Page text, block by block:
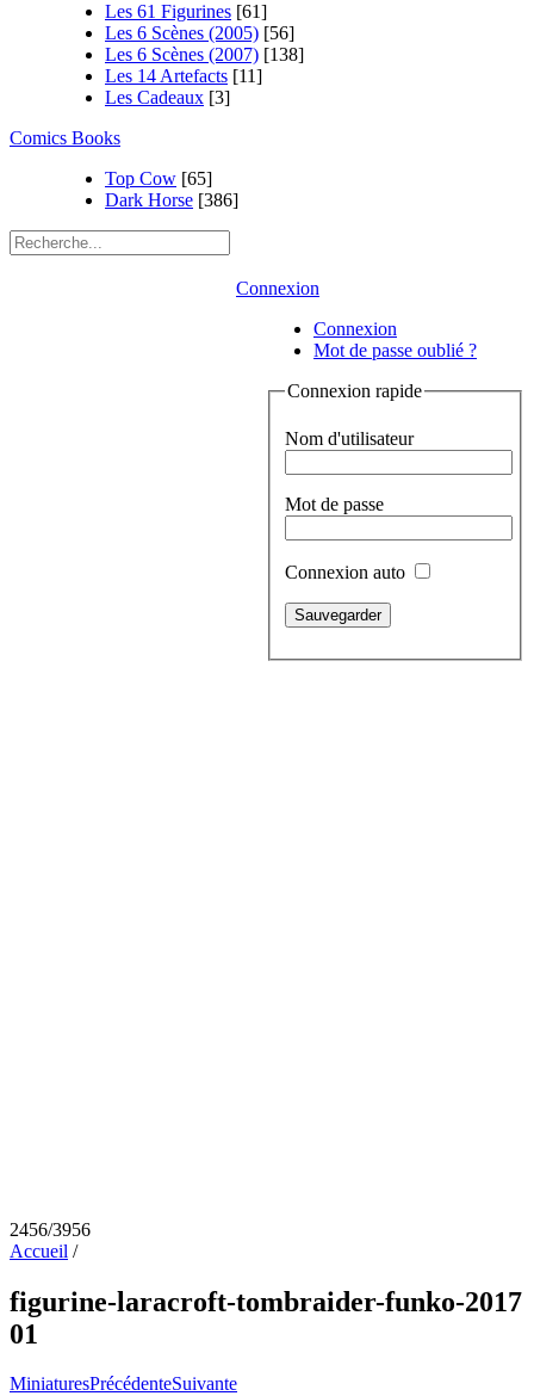
Les 61 Figurines [61]
Les 6 Scènes (2005) [56]
Les 6 Scènes (2007) [138]
Les 14 Artefacts [11]
Les Cadeaux [3]
Comics Books
Top Cow [65]
Dark Horse [386]
Connexion
Connexion
Mot de passe oublié ?
Connexion rapide
Nom d'utilisateur
Mot de passe
Connexion auto
2456/3956
Accueil /
figurine-laracroft-tombraider-funko-2017
01
MiniaturesPrécédenteSuivante